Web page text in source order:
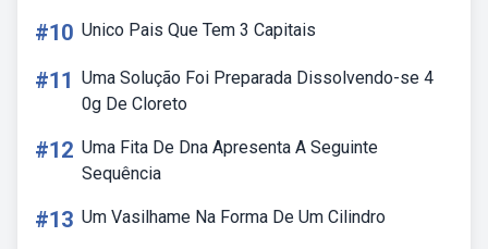
#10 Unico Pais Que Tem 3 Capitais
#11 Uma Solução Foi Preparada Dissolvendo-se 4
0g De Cloreto
#12 Uma Fita De Dna Apresenta A Seguinte
Sequência
#13 Um Vasilhame Na Forma De Um Cilindro